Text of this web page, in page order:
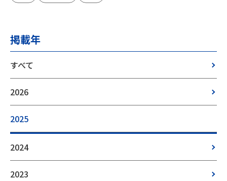
掲載年
すべて
2026
2025
2024
2023